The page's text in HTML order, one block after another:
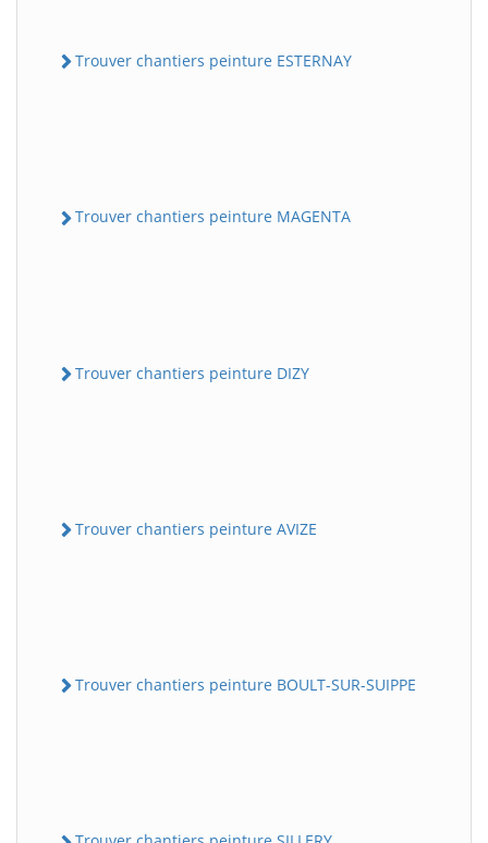
Trouver chantiers peinture ESTERNAY
Trouver chantiers peinture MAGENTA
Trouver chantiers peinture DIZY
Trouver chantiers peinture AVIZE
Trouver chantiers peinture BOULT-SUR-SUIPPE